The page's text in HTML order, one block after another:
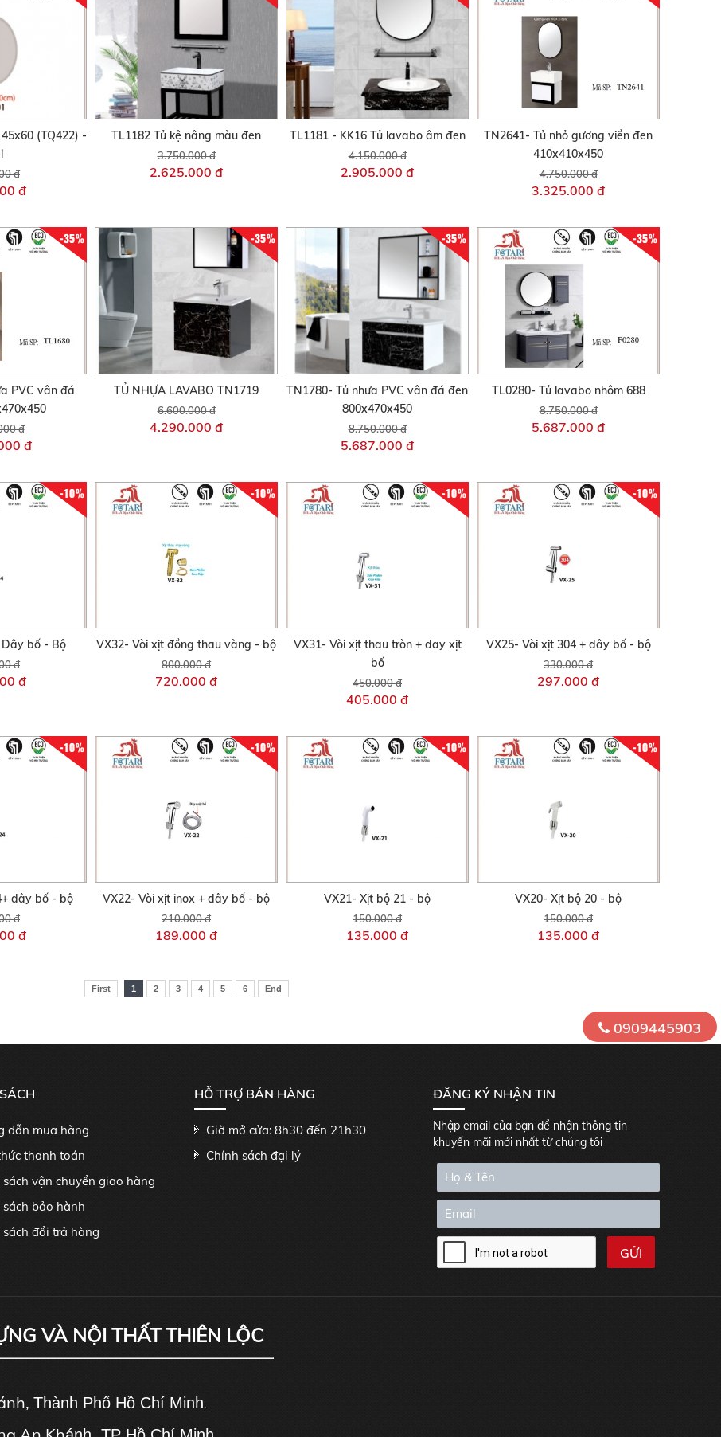
(TQ422) -
đ
đ
TL1182 Tủ kệ nâng màu đen
3.750.000 đ
2.625.000 đ
TL1181 - KK16 Tủ lavabo âm đen
4.150.000 đ
2.905.000 đ
TN2641- Tủ nhỏ gương viền đen
410x410x450
4.750.000 đ
3.325.000 đ
-35%
PVC vân đá
đ
đ
-35%
TỦ NHỰA LAVABO TN1719
6.600.000 đ
4.290.000 đ
-35%
TN1780- Tủ nhưa PVC vân đá đen
800x470x450
8.750.000 đ
5.687.000 đ
-35%
TL0280- Tủ lavabo nhôm 688
8.750.000 đ
5.687.000 đ
-10%
bố - Bộ
đ
đ
-10%
VX32- Vòi xịt đồng thau vàng - bộ
800.000 đ
720.000 đ
-10%
VX31- Vòi xịt thau tròn + day xịt
bố
450.000 đ
405.000 đ
-10%
VX25- Vòi xịt 304 + dây bố - bộ
330.000 đ
297.000 đ
-10%
dây bố - bộ
đ
đ
-10%
VX22- Vòi xịt inox + dây bố - bộ
210.000 đ
189.000 đ
-10%
VX21- Xịt bộ 21 - bộ
150.000 đ
135.000 đ
-10%
VX20- Xịt bộ 20 - bộ
150.000 đ
135.000 đ
First 1 2 3 4 5 6 End
dẫn mua hàng
thanh toán
sách vận chuyển giao hàng
sách bảo hành
sách đổi trả hàng
HỖ TRỢ BÁN HÀNG
Giờ mở cửa: 8h30 đến 21h30
Chính sách đại lý
ĐĂNG KÝ NHẬN TIN
Nhập email của bạn để nhận thông tin
khuyến mãi mới nhất từ chúng tôi
VÀ NỘI THẤT THIÊN LỘC
Thành Phố Hồ Chí Minh.
0909445903